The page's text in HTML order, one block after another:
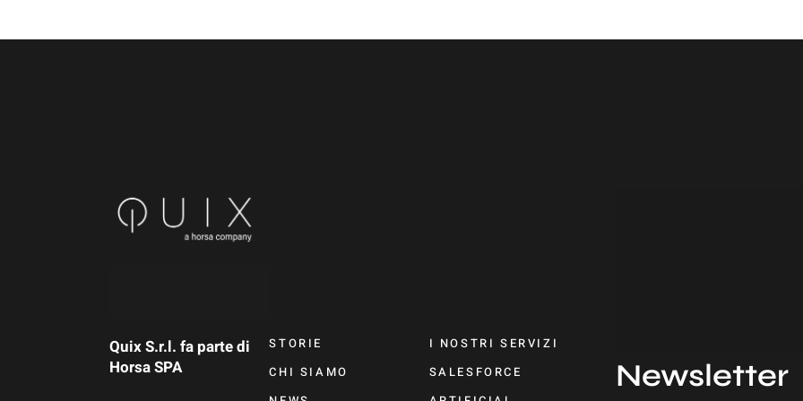
Quix S.r.l. fa parte di
Horsa SPA
STORIE
CHI SIAMO
I NOSTRI SERVIZI
SALESFORCE
Newsletter